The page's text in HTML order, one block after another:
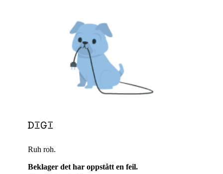
Ruh roh.
Beklager det har oppstått en feil.